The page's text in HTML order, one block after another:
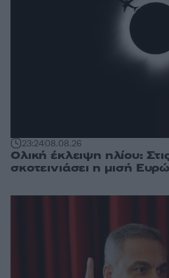
23:2408.08.26
Ολική έκλειψη ηλίου:
σκοτεινιάσει η μισή